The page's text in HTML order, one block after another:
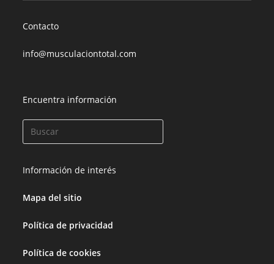
Contacto
info@musculaciontotal.com
Encuentra información
Información de interés
Mapa del sitio
Política de privacidad
Política de cookies